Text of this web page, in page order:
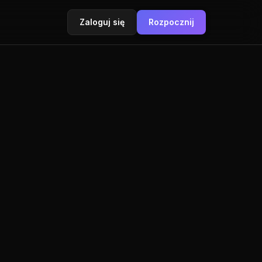
Zaloguj się Rozpocznij